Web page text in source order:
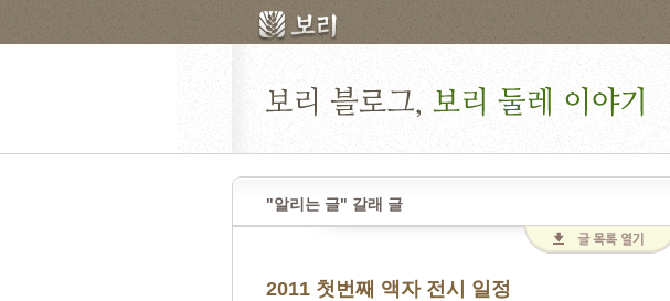
"알리는 글" 갈래 글
2011 첫번째 액자 전시 일정